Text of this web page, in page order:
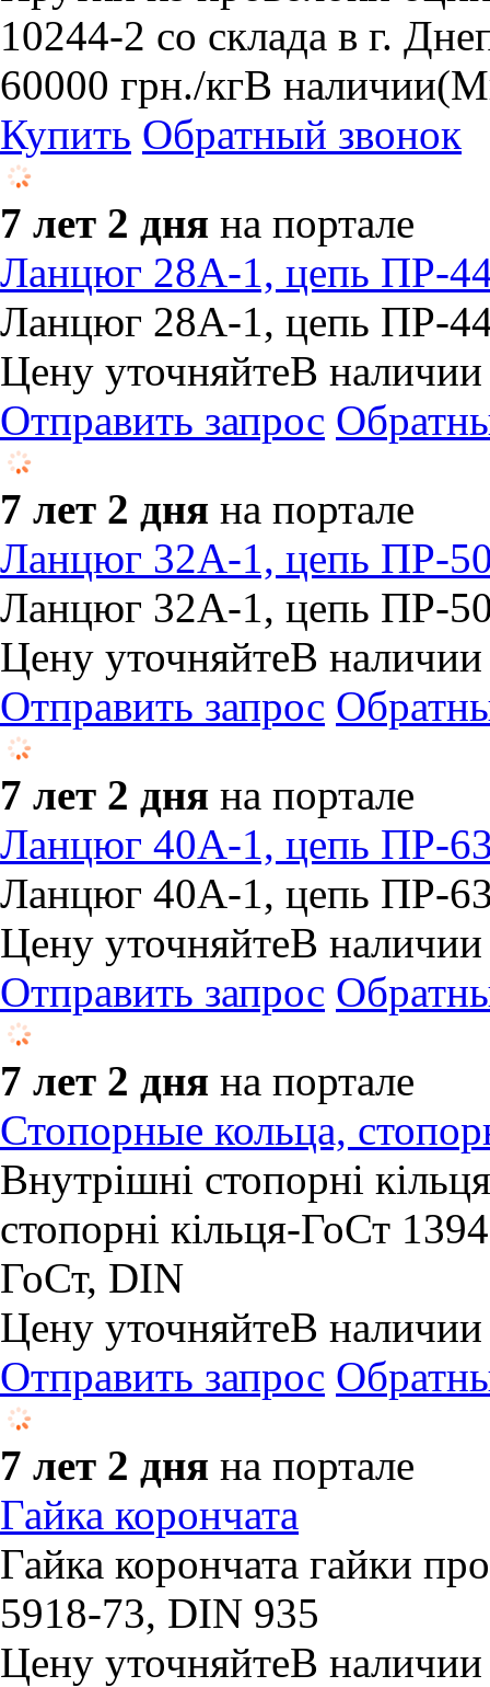
10244-2 со склада в г.
60000 грн./кгВ наличии
Купить Обратный звонок
7 лет 2 дня на портале
​Ланцюг 28А-1, цепь ПР-
​Ланцюг 28А-1, цепь ПР-
Цену уточняйтеВ наличии
Отправить запрос
7 лет 2 дня на портале
​Ланцюг 32А-1, цепь ПР-
​Ланцюг 32А-1, цепь ПР-
Цену уточняйтеВ наличии
Отправить запрос
7 лет 2 дня на портале
Ланцюг 40А-1, цепь ПР-
​Ланцюг 40А-1, цепь ПР-
Цену уточняйтеВ наличии
Отправить запрос
7 лет 2 дня на портале
Стопорные кольца,
​Внутрішні стопорні
стопорні кільця-ГоСт
ГоСт, DIN
Цену уточняйтеВ наличии
Отправить запрос
7 лет 2 дня на портале
Гайка корончата
Гайка корончата гайки
5918-73, DIN 935
Цену уточняйтеВ наличии